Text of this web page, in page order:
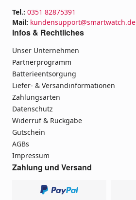
Tel.: 0351 82875391
Mail: kundensupport@smartwatch.de
Infos & Rechtliches
Unser Unternehmen
Partnerprogramm
Batterieentsorgung
Liefer- & Versandinformationen
Zahlungsarten
Datenschutz
Widerruf & Rückgabe
Gutschein
AGBs
Impressum
Zahlung und Versand